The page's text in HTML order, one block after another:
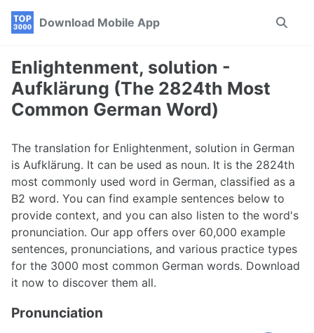
Skip
navigation
Skip
Skip
Download Mobile App
Toggle
Enlightenment, solution -
Aufklärung (The 2824th Most
Common German Word)
The translation for Enlightenment, solution in German
is Aufklärung. It can be used as noun. It is the 2824th
most commonly used word in German, classified as a
B2 word. You can find example sentences below to
provide context, and you can also listen to the word's
pronunciation. Our app offers over 60,000 example
sentences, pronunciations, and various practice types
for the 3000 most common German words. Download
it now to discover them all.
Pronunciation